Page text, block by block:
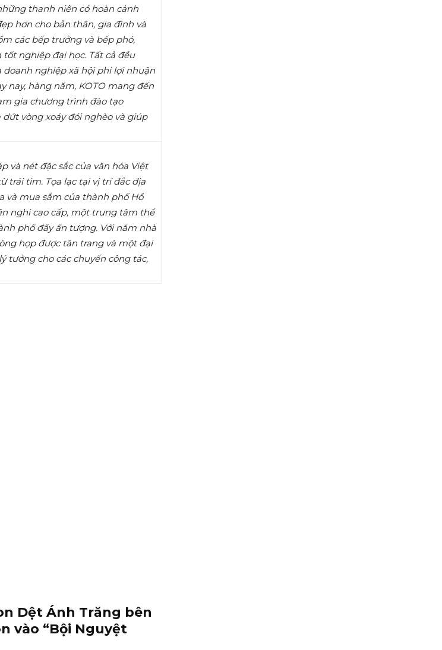
thanh niên có hoàn cảnh
hơn cho bản thân, gia đình và
các bếp trưởng và bếp phó,
nghiệp đại học. Tất cả đều
nghiệp xã hội phi lợi nhuận
nay, hàng năm, KOTO mang đến
gia chương trình đào tạo
vòng xoáy đói nghèo và giúp
và nét đặc sắc của văn hóa Việt
trái tim. Tọa lạc tại vị trí đắc địa
và mua sắm của thành phố Hồ
nghi cao cấp, một trung tâm thể
phố đầy ấn tượng. Với năm nhà
họp được tân trang và một đại
tưởng cho các chuyến công tác,
Dệt Ánh Trăng bên
vào “Bội Nguyệt